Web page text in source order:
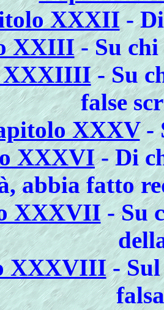
XXXII- Di
XXIII- Su chi
XXXIIII- Su
false
XXXV-
XXXVI- Di
abbia fatto
XXXVII- Su
XXXVIII- Sul